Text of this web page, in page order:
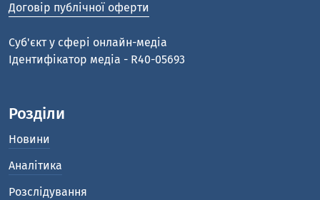
Договір публічної оферти
Cуб'єкт у сфері онлайн-медіа
Ідентифікатор медіа - R40-05693
Розділи
Новини
Аналітика
Розслідування